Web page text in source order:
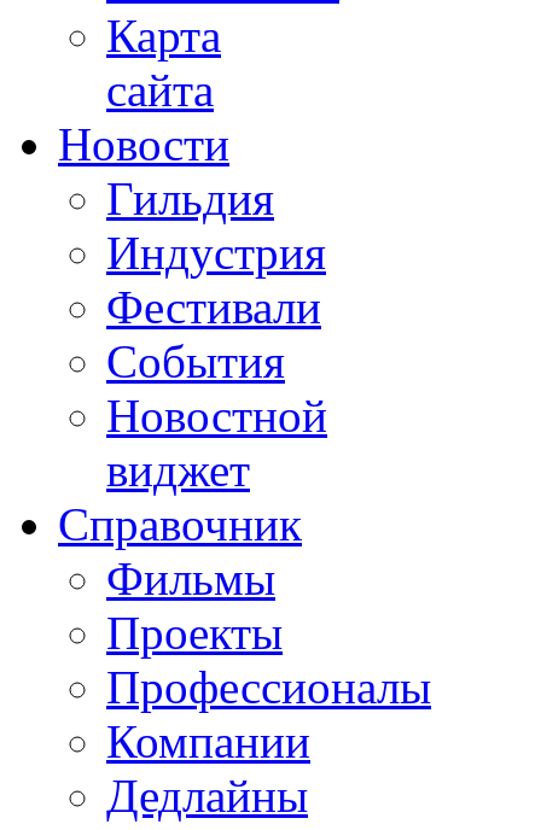
Карта
сайта
Новости
Гильдия
Индустрия
Фестивали
События
Новостной
виджет
Справочник
Фильмы
Проекты
Профессионалы
Компании
Дедлайны